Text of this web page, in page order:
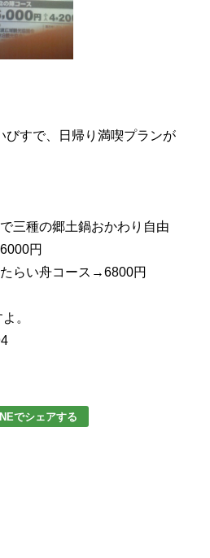
びすで、日帰り満喫プランが
三種の郷土鍋おかわり自由
円
らい舟コース→6800円
。
でシェアする